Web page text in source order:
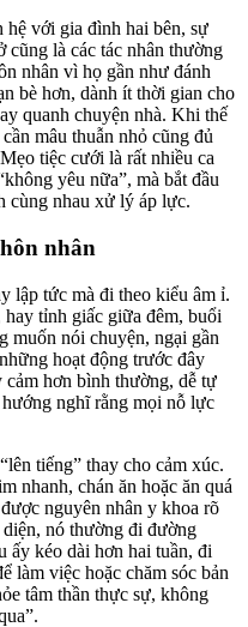
với gia đình hai bên, sự
cũng là các tác nhân thường
nhân vì họ gần như đánh
bè hơn, dành ít thời gian cho
quanh chuyện nhà. Khi thế
mâu thuẫn nhỏ cũng đủ
tiệc cưới là rất nhiều ca
yêu nữa”, mà bắt đầu
cùng nhau xử lý áp lực.
nhân
lập tức mà đi theo kiểu âm ỉ.
tỉnh giấc giữa đêm, buổi
muốn nói chuyện, ngại gần
hoạt động trước đây
hơn bình thường, dễ tự
nghĩ rằng mọi nỗ lực
tiếng” thay cho cảm xúc.
nhanh, chán ăn hoặc ăn quá
nguyên nhân y khoa rõ
nó thường đi đường
ấy kéo dài hơn hai tuần, đi
làm việc hoặc chăm sóc bản
tâm thần thực sự, không